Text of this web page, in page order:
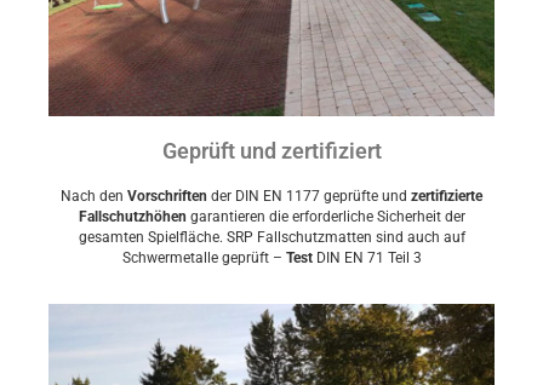
Geprüft und zertifiziert
Nach den Vorschriften der DIN EN 1177 geprüfte und zertifizierte
Fallschutzhöhen garantieren die erforderliche Sicherheit der
gesamten Spielfläche. SRP Fallschutzmatten sind auch auf
Schwermetalle geprüft – TestDIN EN 71 Teil 3